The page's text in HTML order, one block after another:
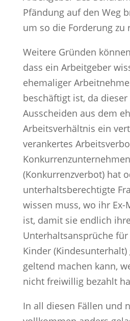
Pfändung auf den Weg
um so die Forderung zu
Weitere Gründen
dass ein Arbeitgeber
ehemaliger
beschäftigt ist, da
Ausscheiden aus dem
Arbeitsverhältnis ein
verankertes
Konkurrenzunternehmen
(Konkurrenzverbot) hat
unterhaltsberechtigte
wissen muss, wo ihr
ist, damit sie endlich
Unterhaltsansprüche
Kinder (Kindesunterhalt)
geltend machen kann,
nicht freiwillig bezahlt
In all diesen Fällen und